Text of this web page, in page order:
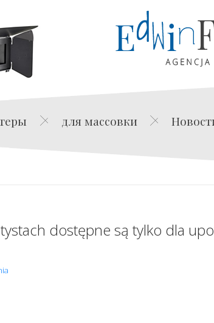
для массовки
dostępne są tylko dla